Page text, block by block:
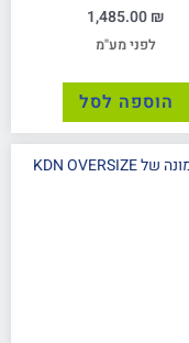
1,485.00₪
לפני מע"מ
הוספה לסל